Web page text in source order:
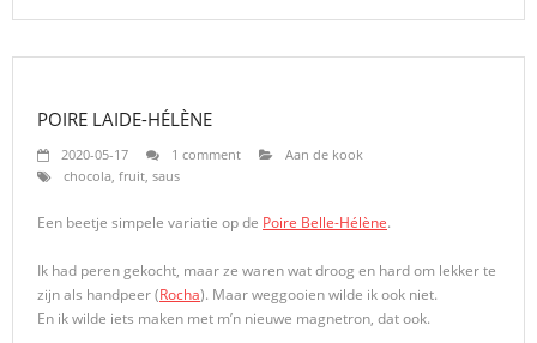
POIRE LAIDE-HÉLÈNE
2020-05-17 1 comment
Aan de kook
chocola, fruit, saus
Een beetje simpele variatie op de Poire Belle-Hélène.
Ik had peren gekocht, maar ze waren wat droog en hard om lekker te
zijn als handpeer (Rocha). Maar weggooien wilde ik ook niet.
En ik wilde iets maken met m’n nieuwe magnetron, dat ook.